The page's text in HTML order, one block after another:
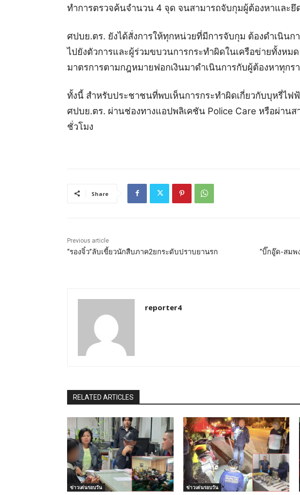
ทำการตรวจค้นจำนวน 4 จุด จนสามารถจับกุมผู้ต้องหาและยึ
ศปบย.ตร. ยังได้สั่งการให้ทุกหน่วยที่มีการจับกุม ต้องดำเนิน
ไปยังตัวการและผู้ร่วมขบวนการกระทำผิดในเครือข่ายทั้งหม
มาตรการตามกฎหมายฟอกเงินมาดำเนินการกับผู้ต้องหาทุกร
ทั้งนี้ สำหรับประชาชนที่พบเห็นการกระทำผิดเกี่ยวกับบุหรี่ไฟ
ศปบย.ตร. ผ่านช่องทางแอปพลิเคชัน Police Care หรือผ่าน
ชั่วโมง
Share
Previous article
“รองจิ๋ว”ลับเขี้ยวนักสืบภาค2ยกระดับปราบยานรก
“บิ๊กอู๊ด-สมพ
reporter4
RELATED ARTICLES
ข่าวเด่นรอบวัน ข่าวเด่นรอบวัน